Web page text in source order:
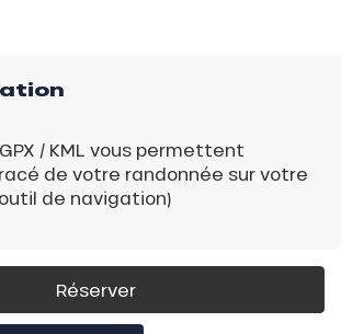
/ KML vous permettent
de votre randonnée sur votre
de navigation)
Réserver